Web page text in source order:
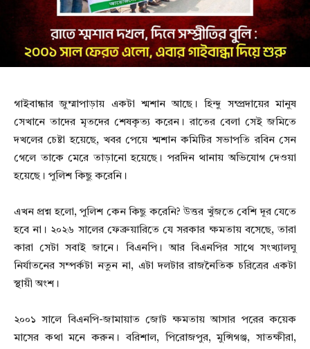
গাইবান্ধার জুম্মাপাড়ায় একটা শ্মশান আছে। হিন্দু সম্প্রদায়ের মানুষ
সেখানে তাদের মৃতদের শেষকৃত্য করেন। রাতের বেলা সেই জমিতে
দখলের চেষ্টা হয়েছে, খবর পেয়ে শ্মশান কমিটির সভাপতি রবিন সেন
গেলে তাকে মেরে তাড়ানো হয়েছে। পরদিন থানায় অভিযোগ দেওয়া
হয়েছে। পুলিশ কিছু করেনি।
এখন প্রশ্ন হলো, পুলিশ কেন কিছু করেনি? উত্তর খুঁজতে বেশি দূর যেতে
হবে না। ২০২৬ সালের ফেব্রুয়ারিতে যে সরকার ক্ষমতায় বসেছে, তারা
কারা সেটা সবাই জানে। বিএনপি। আর বিএনপির সাথে সংখ্যালঘু
নির্যাতনের সম্পর্কটা নতুন না, এটা দলটার রাজনৈতিক চরিত্রের একটা
স্থায়ী অংশ।
২০০১ সালে বিএনপি-জামায়াত জোট ক্ষমতায় আসার পরের কয়েক
মাসের কথা মনে করুন। বরিশাল, পিরোজপুর, মুন্সিগঞ্জ, সাতক্ষীরা,